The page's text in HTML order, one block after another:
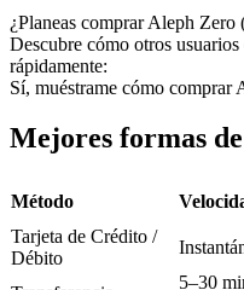
Futuros que utilizan
Copiar Trading
¿Planeas comprar Aleph
Descubre cómo otros
rápidamente:
Sí, muéstrame cómo comprar
Mejores formas
Método
Tarjeta de Crédito /
Débito
5–30